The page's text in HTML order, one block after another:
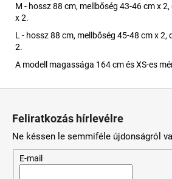
M - hossz 88 cm, mellbőség 43-46 cm x
x 2.
L - hossz 88 cm, mellbőség 45-48 cm x 2,
2.
A modell magassága 164 cm és XS-es
Feliratkozás hírlevélre
Ne késsen le semmiféle újdonságról
E-mail